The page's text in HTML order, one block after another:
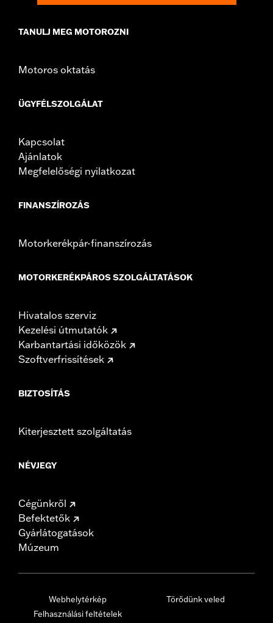
TANULJ MEG MOTOROZNI
Motoros oktatás
ÜGYFÉLSZOLGÁLAT
Kapcsolat
Ajánlatok
Megfelelőségi nyilatkozat
FINANSZÍROZÁS
Motorkerékpár-finanszírozás
MOTORKERÉKPÁROS SZOLGÁLTATÁSOK
Hivatalos szerviz
Kezelési útmutatók
Karbantartási időközök
Szoftverfrissítések
BIZTOSÍTÁS
Kiterjesztett szolgáltatás
NÉVJEGY
Cégünkről
Befektetők
Gyárlátogatások
Múzeum
Webhelytérkép
Felhasználási feltételek
Törődünk veled